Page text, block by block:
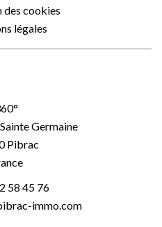
cookies
légales
Germaine
Pibrac
58 45 76
immo.com